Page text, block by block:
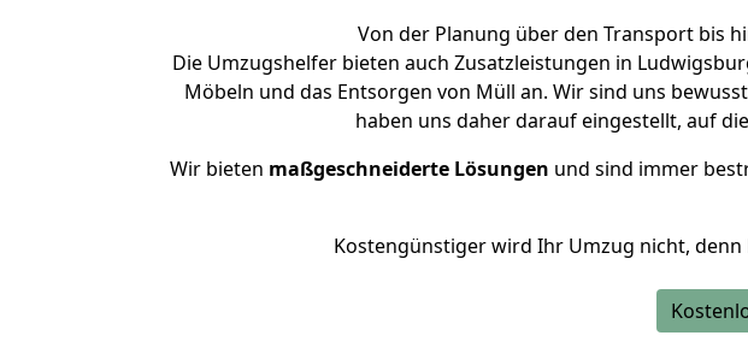
Von der Planung über den Transport bis
Die Umzugshelfer bieten auch Zusatzleistungen in
Möbeln und das Entsorgen von Müll an. Wir sind uns
haben uns daher darauf eingestellt, auf
Wir bieten maßgeschneiderte Lösungen und sind immer
Kostengünstiger wird Ihr Umzug nicht, denn